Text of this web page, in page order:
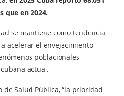
que en 2024.
se mantiene como tendencia
acelerar el envejecimiento
poblacionales
actual.
Salud Pública, “la prioridad